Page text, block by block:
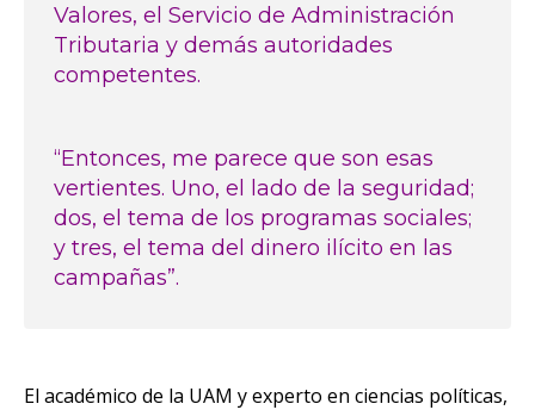
Valores, el Servicio de Administración
Tributaria y demás autoridades
competentes.
“Entonces, me parece que son esas
vertientes. Uno, el lado de la seguridad;
dos, el tema de los programas sociales;
y tres, el tema del dinero ilícito en las
campañas”.
El académico de la UAM y experto en ciencias políticas,